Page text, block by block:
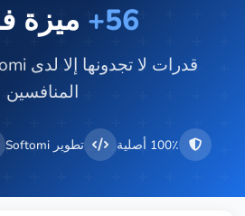
56+ ميزة
المنافسين
100٪ أصلية تطوير Softomi